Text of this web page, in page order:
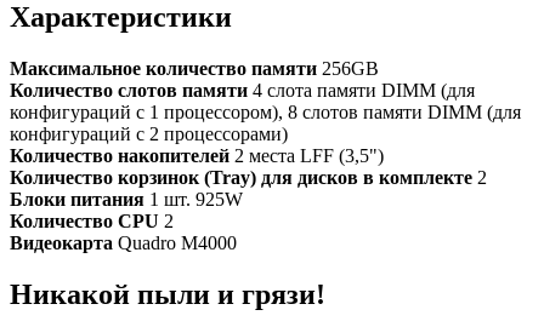
Характеристики
Максимальное количество памяти 256GB
Количество слотов памяти 4 слота памяти DIMM (для
конфигураций с 1 процессором), 8 слотов памяти DIMM (для
конфигураций с 2 процессорами)
Количество накопителей 2 места LFF (3,5")
Количество корзинок (Tray) для дисков в комплекте 2
Блоки питания 1 шт. 925W
Количество CPU 2
Видеокарта Quadro M4000
Никакой пыли и грязи!